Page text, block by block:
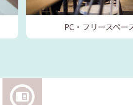
PC・フリースペー